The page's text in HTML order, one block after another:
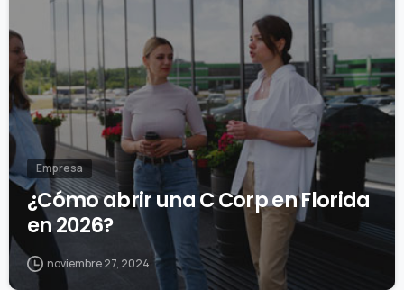
Empresa
¿Cómo abrir una C Corp en Florida
en 2026?
noviembre 27, 2024